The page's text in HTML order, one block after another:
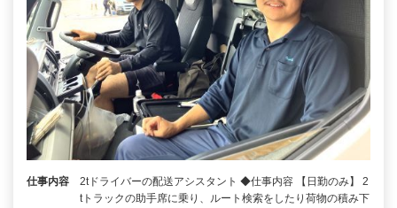
仕事内容
2tドライバーの配送アシスタント ◆仕事内容 【日勤のみ】 2
tトラックの助手席に乗り、ルート検索をしたり荷物の積み下